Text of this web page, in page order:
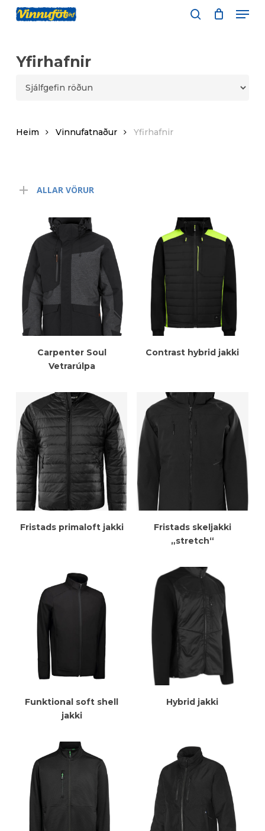
Skip
Yfirhafnir
Heim Vinnufatnaður Yfirhafnir
ALLAR VÖRUR
Meiri Upplýsingar
Carpenter Soul
Vetrarúlpa
Meiri Upplýsingar
Contrast hybrid jakki
Meiri Upplýsingar
Fristads primaloft jakki Meiri Upplýsingar
Fristads skeljakki
„stretch“
Meiri Upplýsingar
Funktional soft shell
jakki
Meiri Upplýsingar
Hybrid jakki